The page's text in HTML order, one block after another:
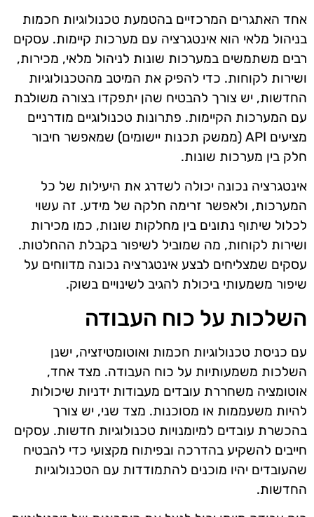
אחד האתגרים המרכזיים בהטמעת טכנולוגיות חכמות
בניהול מלאי הוא אינטגרציה עם מערכות קיימות. עסקים
רבים משתמשים במערכות שונות לניהול מלאי, מכירות,
ושירות לקוחות. כדי להפיק את המיטב מהטכנולוגיות
החדשות, יש צורך להבטיח שהן יתפקדו בצורה משולבת
עם המערכות הקיימות. פתרונות טכנולוגיים מודרניים
מציעים API (ממשק תכנות יישומים) שמאפשר חיבור
חלק בין מערכות שונות.
אינטגרציה נכונה יכולה לשדרג את היעילות של כל
המערכות, ולאפשר זרימה חלקה של מידע. זה עשוי
לכלול שיתוף נתונים בין מחלקות שונות, כמו מכירות
ושירות לקוחות, מה שמוביל לשיפור בקבלת ההחלטות.
עסקים שמצליחים לבצע אינטגרציה נכונה מדווחים על
שיפור משמעותי ביכולת להגיב לשינויים בשוק.
השלכות על כוח העבודה
עם כניסת טכנולוגיות חכמות ואוטומטיזציה, ישנן
השלכות משמעותיות על כוח העבודה. מצד אחד,
אוטומציה משחררת עובדים מעבודות ידניות שיכולות
להיות משעממות או מסוכנות. מצד שני, יש צורך
בהכשרת עובדים למיומנויות טכנולוגיות חדשות. עסקים
חייבים להשקיע בהדרכה ובפיתוח מקצועי כדי להבטיח
שהעובדים יהיו מוכנים להתמודדות עם הטכנולוגיות
החדשות.